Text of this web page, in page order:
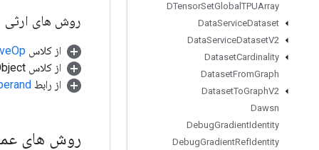
DTensorSetGlobal TPUArray
DataServiceDataset
DataServiceDatasetV2
DatasetCardinality
DatasetFromGraph
DatasetToGraphV2
Dawsn
DebugGradientIdentity
DebugGradientRefIdentity
روش های ارثی
از کلاس
از کلاس java.lang.Object
از رابط
روش های